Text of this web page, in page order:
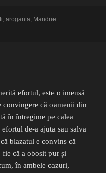
,aroganta, Mandrie
efortul, este o imensă
convingere că oamenii din
în întregime pe calea
de-a ajuta sau salva
blazatul e convins că
că a obosit pur și
în ambele cazuri,